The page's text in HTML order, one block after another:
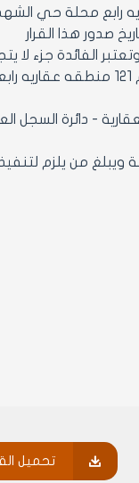
صدور هذا القرار
- دائرة
تحميل